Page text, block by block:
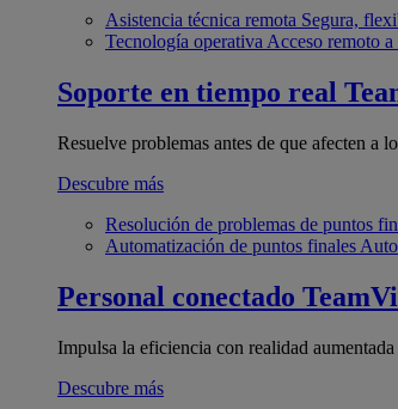
Asistencia técnica remota Segura,
Tecnología operativa Acceso remoto
Soporte en tiempo real
Resuelve problemas antes de que afecten a
Descubre más
Resolución de problemas de puntos
Automatización de puntos finales
Personal conectado
Impulsa la eficiencia con realidad
Descubre más